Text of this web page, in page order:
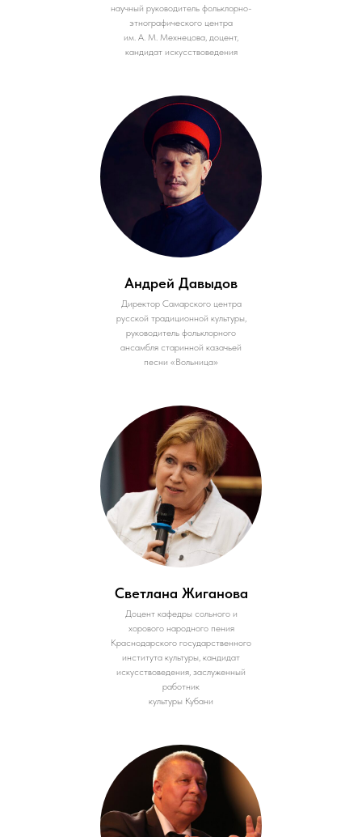
научный руководитель фольклорно-
этнографического центра
им. А. М. Мехнецова, доцент,
кандидат искусствоведения
Андрей Давыдов
Директор Самарского центра
русской традиционной культуры,
руководитель фольклорного
ансамбля старинной казачьей
песни «Вольница»
Светлана Жиганова
Доцент кафедры сольного и
хорового народного пения
Краснодарского государственного
института культуры, кандидат
искусствоведения, заслуженный
работник
культуры Кубани